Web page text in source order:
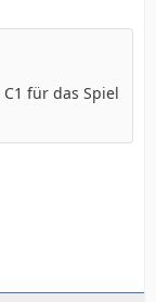
für das Spiel